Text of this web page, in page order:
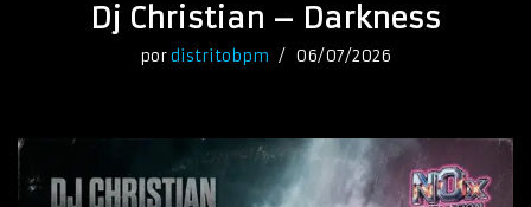
Dj Christian – Darkness
pordistritobpm 06/07/2026